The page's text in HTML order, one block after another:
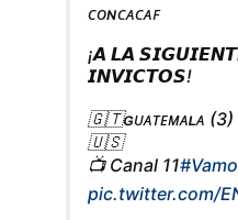
ᴄᴏɴᴄᴀᴄᴀꜰ
¡𝘼 𝙇𝘼
𝙄𝙉𝙑𝙄𝘾𝙏𝙊𝙎!
🇬🇹ɢᴜᴀᴛᴇᴍᴀʟᴀ (3)
🇺🇸
📺 Canal 11
pic.twitter.com/